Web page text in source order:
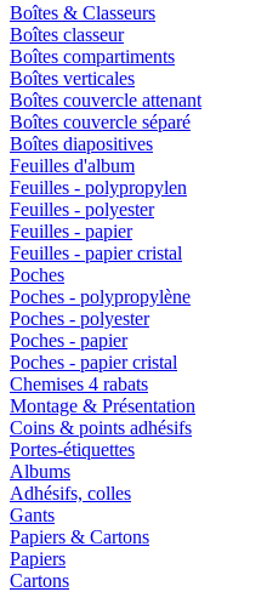
Boîtes & Classeurs
Boîtes classeur
Boîtes compartiments
Boîtes verticales
Boîtes couvercle attenant
Boîtes couvercle séparé
Boîtes diapositives
Feuilles d'album
Feuilles - polypropylen
Feuilles - polyester
Feuilles - papier
Feuilles - papier cristal
Poches
Poches - polypropylène
Poches - polyester
Poches - papier
Poches - papier cristal
Chemises 4 rabats
Montage & Présentation
Coins & points adhésifs
Portes-étiquettes
Albums
Adhésifs, colles
Gants
Papiers & Cartons
Papiers
Cartons